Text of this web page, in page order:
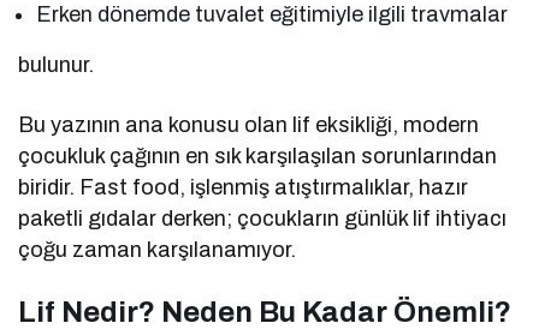
Erken dönemde tuvalet eğitimiyle ilgili travmalar
bulunur.
Bu yazının ana konusu olan lif eksikliği, modern
çocukluk çağının en sık karşılaşılan sorunlarından
biridir. Fast food, işlenmiş atıştırmalıklar, hazır
paketli gıdalar derken; çocukların günlük lif ihtiyacı
çoğu zaman karşılanamıyor.
Lif Nedir? Neden Bu Kadar Önemli?